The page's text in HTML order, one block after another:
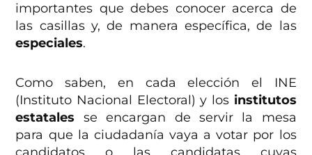
importantes que debes conocer acerca de
las casillas y, de manera específica, de las
especiales.
Como saben, en cada elección el INE
(Instituto Nacional Electoral) y los institutos
estatales se encargan de servir la mesa
para que la ciudadanía vaya a votar por los